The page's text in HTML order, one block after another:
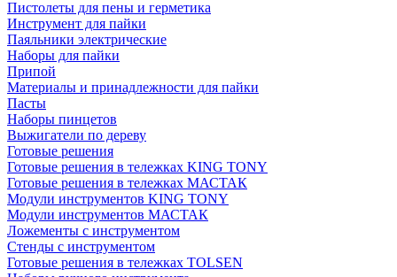
Пистолеты для пены и герметика
Инструмент для пайки
Паяльники электрические
Наборы для пайки
Припой
Материалы и принадлежности для пайки
Пасты
Наборы пинцетов
Выжигатели по дереву
Готовые решения
Готовые решения в тележках KING TONY
Готовые решения в тележках МАСТАК
Модули инструментов KING TONY
Модули инструментов МАСТАК
Ложементы с инструментом
Стенды с инструментом
Готовые решения в тележках TOLSEN